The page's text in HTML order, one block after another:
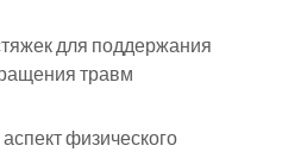
для поддержания
травм
физического